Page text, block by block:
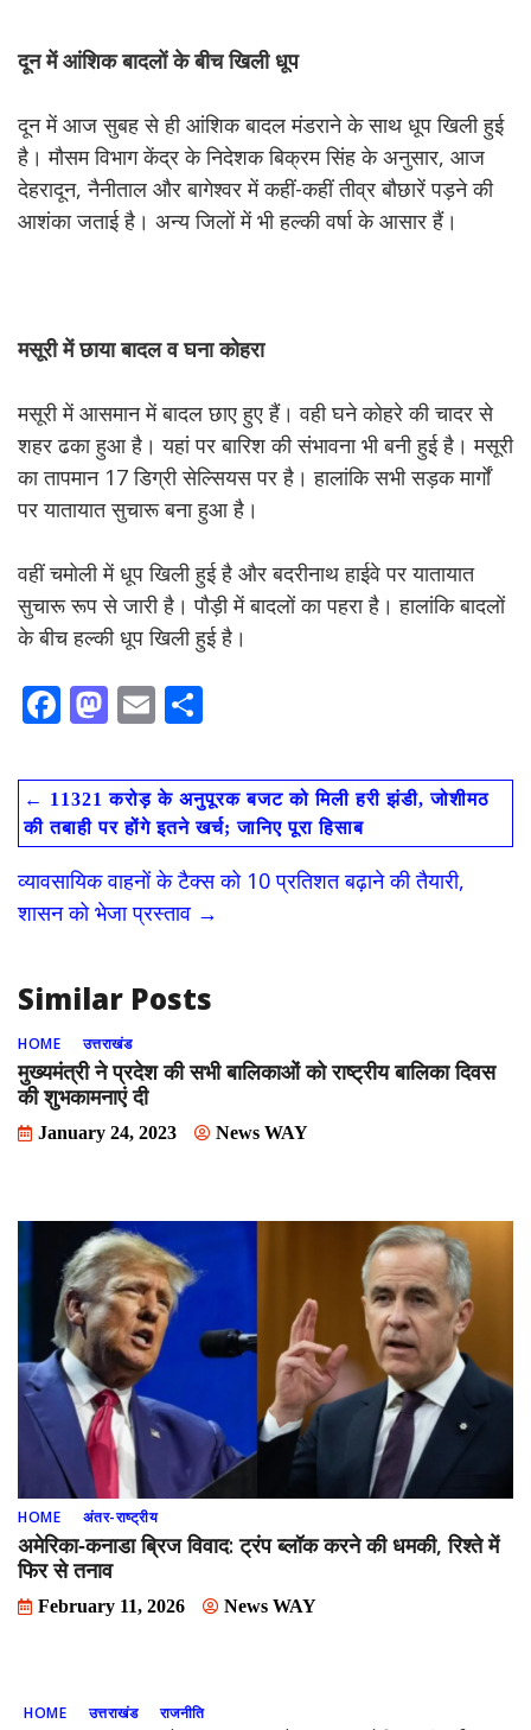
दूनमेंआंशिकबादलोंकेबीचखिलीधूप
दून में आज सुबह से ही आंशिक बादल मंडराने के साथ धूप खिली हुई
है। मौसम विभाग केंद्र के निदेशक बिक्रम सिंह के अनुसार, आज
देहरादून, नैनीताल और बागेश्वर में कहीं-कहीं तीव्र बौछारें पड़ने की
आशंका जताई है। अन्य जिलों में भी हल्की वर्षा के आसार हैं।
मसूरीमेंछायाबादलवघनाकोहरा
मसूरी में आसमान में बादल छाए हुए हैं। वही घने कोहरे की चादर से
शहर ढका हुआ है। यहां पर बारिश की संभावना भी बनी हुई है। मसूरी
का तापमान 17 डिग्री सेल्सियस पर है। हालांकि सभी सड़क मार्गों
पर यातायात सुचारू बना हुआ है।
वहीं चमोली में धूप खिली हुई है और बदरीनाथ हाईवे पर यातायात
सुचारू रूप से जारी है। पौड़ी में बादलों का पहरा है। हालांकि बादलों
के बीच हल्की धूप खिली हुई है।
F
e
b
o
o
k
M
to
d
o
n
E
ai
l
ar
e
← 11321 करोड़ के अनुपूरक बजट को मिली हरी झंडी, जोशीमठ
की तबाही पर होंगे इतने खर्च; जानिए पूरा हिसाब
व्यावसायिक वाहनों के टैक्स को 10 प्रतिशत बढ़ाने की तैयारी,
शासन को भेजा प्रस्ताव →
Similar Posts
HOME उत्तराखंड
मुख्यमंत्री ने प्रदेश की सभी बालिकाओं को राष्ट्रीय बालिका दिवस
की शुभकामनाएं दी
January 24, 2023 News WAY
HOME अंतर-राष्ट्रीय
अमेरिका‑कनाडा ब्रिज विवाद: ट्रंप ब्लॉक करने की धमकी, रिश्ते में
फिर से तनाव
February 11, 2026 News WAY
HOME उत्तराखंड राजनीति